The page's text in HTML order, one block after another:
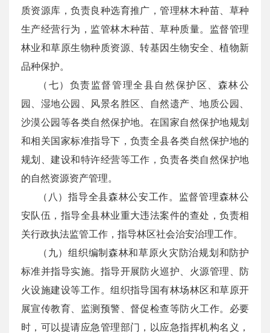
质资源库，负责良种选育推广，管理林木种苗、草种
生产经营行为，监管林木种苗、草种质量。监督管理
林业和草原生物种质资源、转基因生物安全、植物新
品种保护。
（七）负责监督管理全县自然保护区、森林公
园、湿地公园、风景名胜区、自然遗产、地质公园、
沙漠公园等各类自然保护地。在国家自然保护地规划
和相关国家标准指导下，负责全县各类自然保护地的
规划、建设和特许经营等工作，负责各类自然保护地
的自然资源资产管理。
（八）指导全县森林公安工作。监督管理森林公
安队伍，指导全县林业重大违法案件的查处，负责相
关行政执法监管工作，指导林区社会治安治理工作。
（九）组织编制森林和草原火灾防治规划和防护
标准并指导实施。指导开展防火巡护、火源管理、防
火设施建设等工作。组织指导国有林场林区和草原开
展宣传教育、监测预警、督促检查等防火工作。必要
时，可以提请应急管理部门，以应急指挥机构名义，